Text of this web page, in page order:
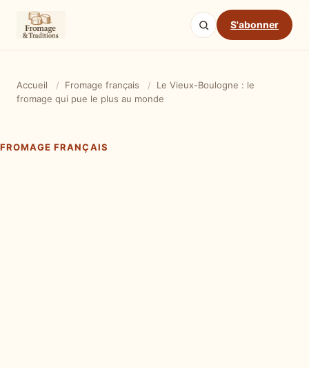
S'abonner
Accueil / Fromage français /
Le Vieux-Boulogne : le
fromage qui pue le plus au monde
FROMAGE FRANÇAIS